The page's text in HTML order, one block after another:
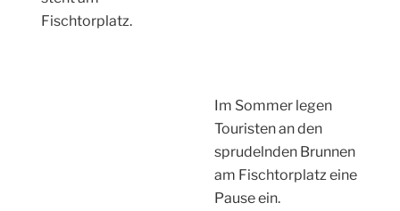
Fischtorplatz.
Im Sommer legen
Touristen an den
sprudelnden Brunnen
am Fischtorplatz eine
Pause ein.